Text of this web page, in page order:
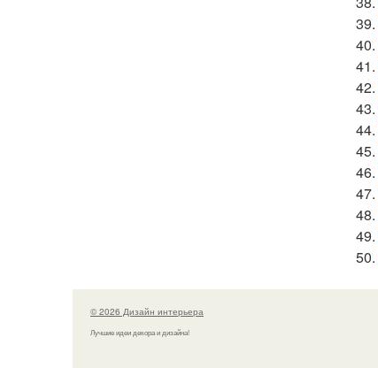
39.
40.
41.
42.
43.
44.
45.
46.
47.
48.
49.
50.
© 2026 Дизайн интерьера
Лучшие идеи декора и дизайна!